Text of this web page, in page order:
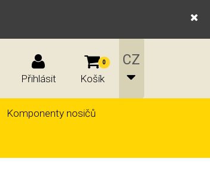
Přihlásit
0
Košík
Komponenty nosičů